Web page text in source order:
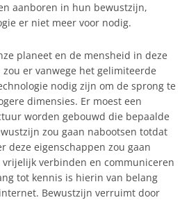
aanboren in hun bewustzijn,
er niet meer voor nodig.
planeet en de mensheid in deze
er vanwege het gelimiteerde
nodig zijn om de sprong te
dimensies. Er moest een
worden gebouwd die bepaalde
zou gaan nabootsen totdat
deze eigenschappen zou gaan
vrijelijk verbinden en communiceren
tot kennis is hierin van belang
Bewustzijn verruimt door